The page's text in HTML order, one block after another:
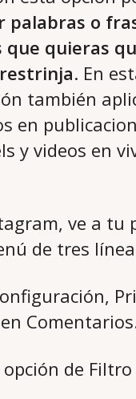
palabras o
que quieras
. En
también
en
y videos en
ve a tu
de tres
de